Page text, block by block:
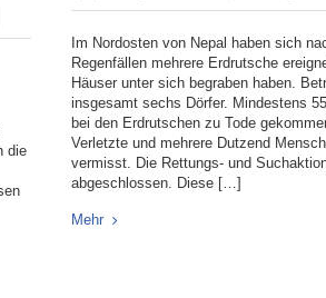
die
Im Nordosten von Nepal haben sich
Regenfällen mehrere Erdrutsche
Häuser unter sich begraben haben.
insgesamt sechs Dörfer. Mindestens
bei den Erdrutschen zu Tode
Verletzte und mehrere Dutzend
vermisst. Die Rettungs- und
abgeschlossen. Diese […]
Mehr